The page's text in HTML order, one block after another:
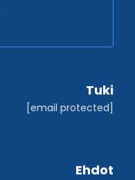
Tuki
[email protected]
Ehdot